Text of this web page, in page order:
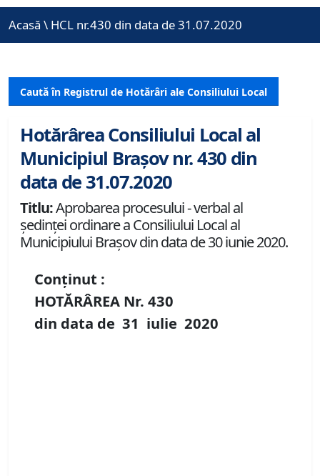
Acasă \ HCL nr.430 din data de 31.07.2020
Caută în Registrul de Hotărâri ale Consiliului Local
Hotărârea Consiliului Local al
Municipiul Brașov nr. 430 din
data de 31.07.2020
Titlu:Aprobarea procesului - verbal al
şedinţei ordinare a Consiliului Local al
Municipiului Brașov din data de 30 iunie 2020.
Conținut :
HOTĂRÂREA Nr. 430
din data de 31 iulie 2020